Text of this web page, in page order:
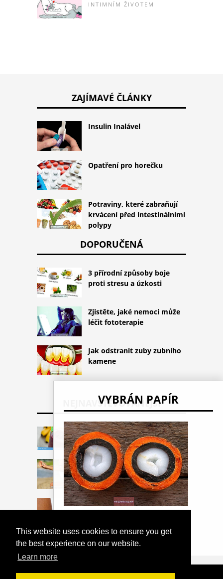
This website uses cookies to ensure you get
the best experience on our website.
Learn more
INTIMNÍM ŽIVOTEM
VYBRÁN PAPÍR
ZAJÍMAVÉ ČLÁNKY
Insulin Inalável
Opatření pro horečku
Potraviny, které zabraňují
krvácení před intestinálními
polypy
DOPORUČENÁ
3 přírodní způsoby boje
proti stresu a úzkosti
Zjistěte, jaké nemoci může
léčit fototerapie
Jak odstranit zuby zubního
kamene
NEJNAVŠTĚVOVANĚJŠÍ
Výkrm Acai? Informace o
výživě a zdravé recepty
3 jednoduché cvičení, které
musíte udělat doma a
ztrácíte břicho
Prevenar 13: vakcína proti
COPYRIGHT 2026